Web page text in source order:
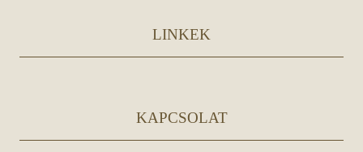
LINKEK
KAPCSOLAT